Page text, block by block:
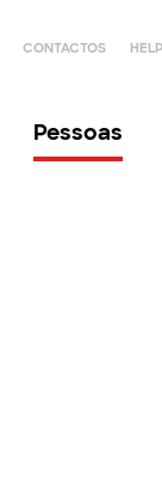
CONTACTOS
Pessoas